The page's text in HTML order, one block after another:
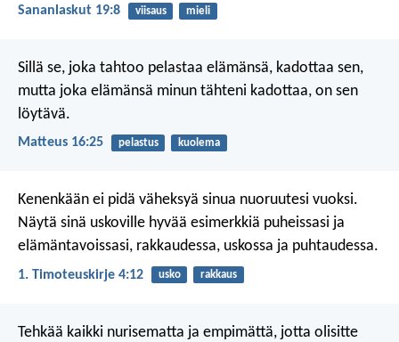
Sananlaskut 19:8 viisaus mieli
Sillä se, joka tahtoo pelastaa elämänsä, kadottaa sen,
mutta joka elämänsä minun tähteni kadottaa, on sen
löytävä.
Matteus 16:25 pelastus kuolema
Kenenkään ei pidä väheksyä sinua nuoruutesi vuoksi.
Näytä sinä uskoville hyvää esimerkkiä puheissasi ja
elämäntavoissasi, rakkaudessa, uskossa ja puhtaudessa.
1. Timoteuskirje 4:12 usko rakkaus
Tehkää kaikki nurisematta ja empimättä, jotta olisitte